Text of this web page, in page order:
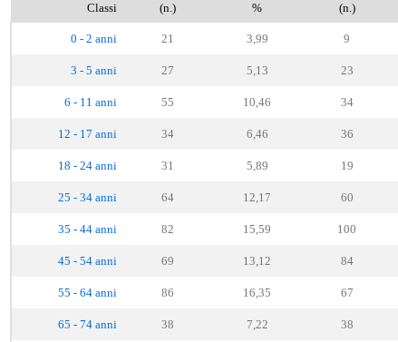
Classi (n.) % (n.)
0 - 2 anni 21 3,99 9
3 - 5 anni 27 5,13 23
6 - 11 anni 55 10,46 34
12 - 17 anni 34 6,46 36
18 - 24 anni 31 5,89 19
25 - 34 anni 64 12,17 60
35 - 44 anni 82 15,59 100
45 - 54 anni 69 13,12 84
55 - 64 anni 86 16,35 67
65 - 74 anni 38 7,22 38